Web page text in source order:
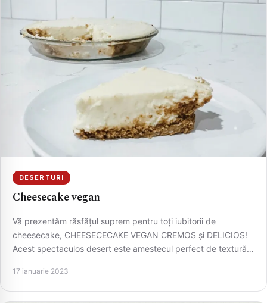
DESERTURI
Cheesecake vegan
Vă prezentăm răsfățul suprem pentru toți iubitorii de
cheesecake, CHEESECECAKE VEGAN CREMOS și DELICIOS!
Acest spectaculos desert este amestecul perfect de textură…
17 ianuarie 2023